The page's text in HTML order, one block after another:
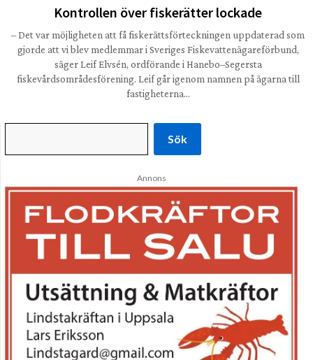
Kontrollen över fiskerätter lockade
– Det var möjligheten att få fiskerättsförteckningen uppdaterad som
gjorde att vi blev medlemmar i Sveriges Fiskevattenägareförbund,
säger Leif Elvsén, ordförande i Hanebo–Segersta
fiskevårdsområdesförening. Leif går igenom namnen på ägarna till
fastigheterna…
Sök
Annons